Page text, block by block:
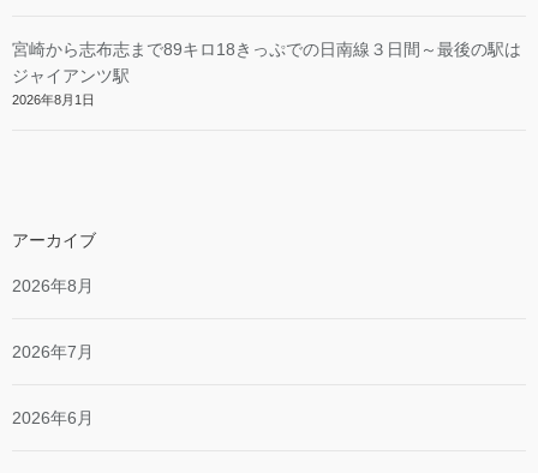
宮崎から志布志まで89キロ18きっぷでの日南線３日間～最後の駅は
ジャイアンツ駅
2026年8月1日
アーカイブ
2026年8月
2026年7月
2026年6月